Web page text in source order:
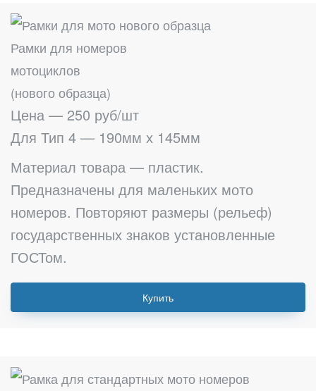
Рамки для номеров
мотоциклов
(нового образца)
Цена — 250 руб/шт
Для Тип 4 — 190мм х 145мм
Материал товара — пластик.
Предназначены для маленьких мото
номеров. Повторяют размеры (рельеф)
государственных знаков установленные
ГОСТом.
Купить